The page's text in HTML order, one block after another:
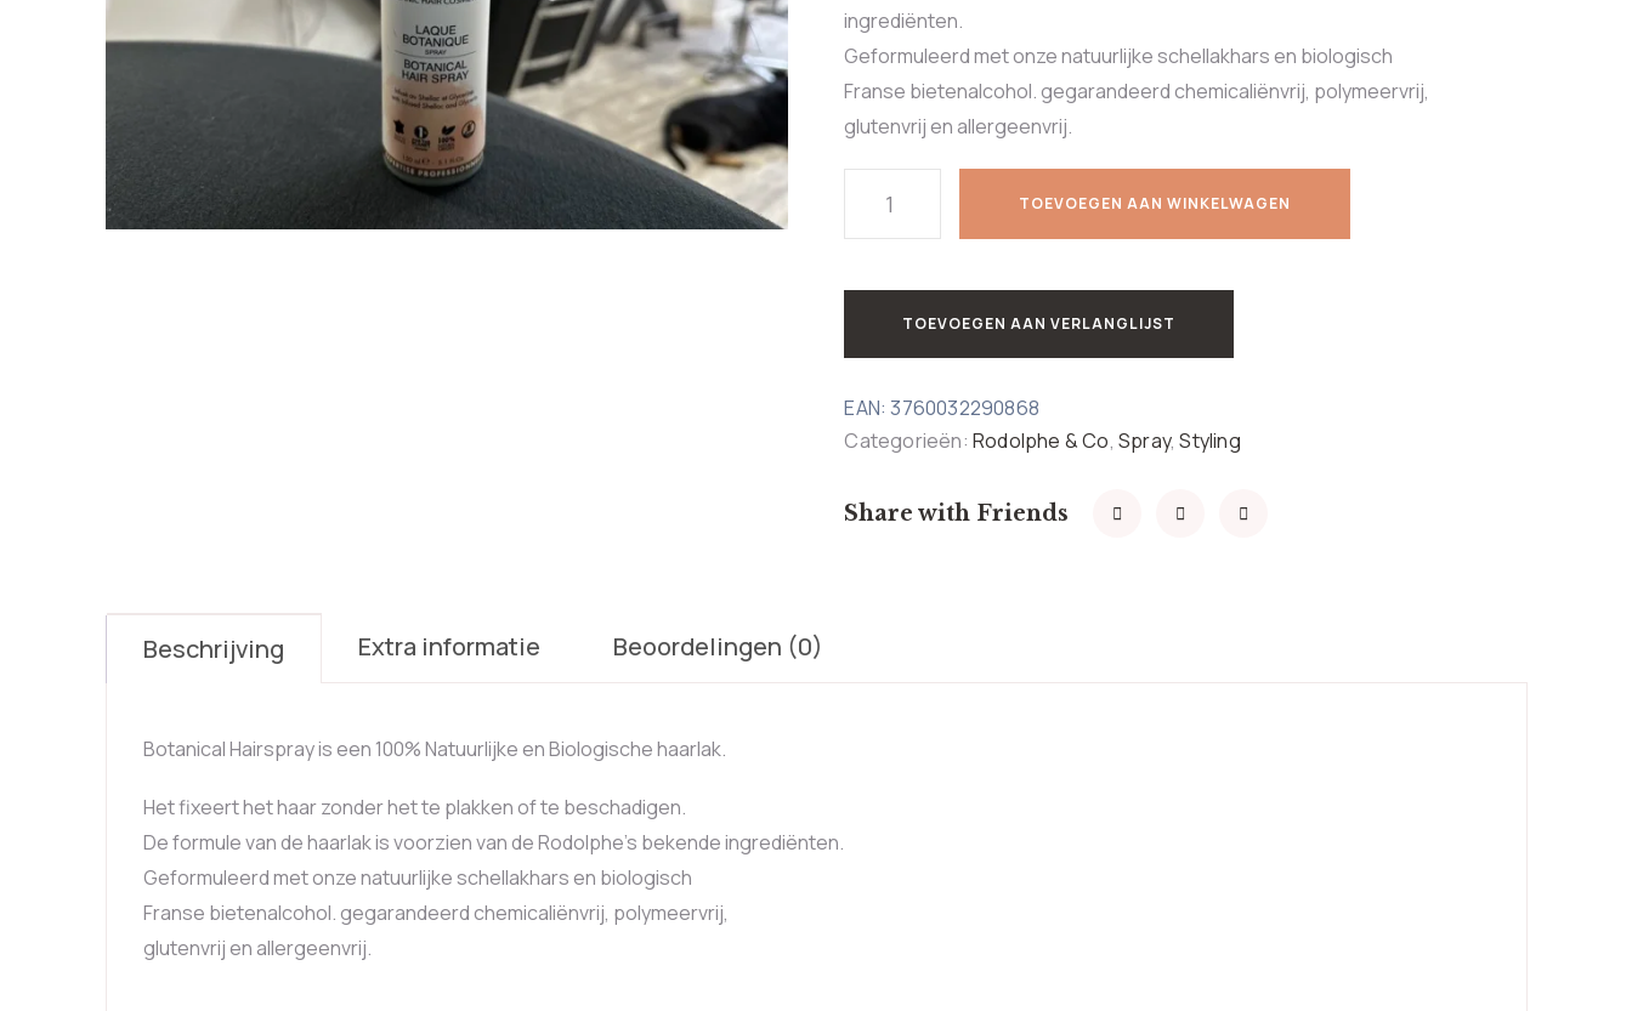
ingrediënten.
Geformuleerd met onze natuurlijke schellakhars en biologisch
Franse bietenalcohol. gegarandeerd chemicaliënvrij, polymeervrij,
glutenvrij en allergeenvrij.
TOEVOEGEN AAN WINKELWAGEN
TOEVOEGEN AAN VERLANGLIJST
EAN:3760032290868
Categorieën:Rodolphe & Co,Spray,Styling
Share with Friends
Beschrijving Extra informatie Beoordelingen (0)
Botanical Hairspray is een 100% Natuurlijke en Biologische haarlak.
Het fixeert het haar zonder het te plakken of te beschadigen.
De formule van de haarlak is voorzien van de Rodolphe’s bekende ingrediënten.
Geformuleerd met onze natuurlijke schellakhars en biologisch
Franse bietenalcohol. gegarandeerd chemicaliënvrij, polymeervrij,
glutenvrij en allergeenvrij.